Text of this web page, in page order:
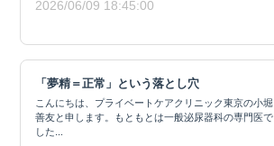
2026/06/09 18:45:00
「夢精＝正常」という落とし穴
こんにちは、プライベートケアクリニック東京の小堀
善友と申します。もともとは一般泌尿器科の専門医で
した...